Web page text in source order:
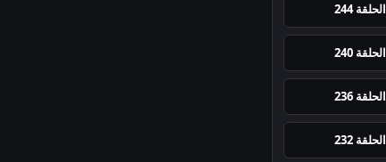
الحلقة 244
الحلقة 240
الحلقة 236
الحلقة 232